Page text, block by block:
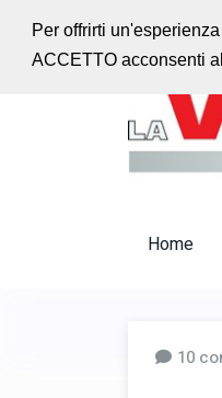
Per offrirti
ACCETTO acconsenti
Ascolta la
Home
10